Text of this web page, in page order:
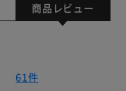
商品レビュー
61件